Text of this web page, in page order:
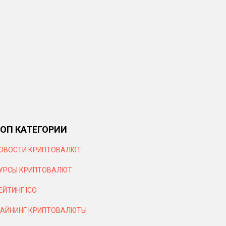
КАТЕГОРИИ
КРИПТОВАЛЮТ
КРИПТОВАЛЮТ
ICO
КРИПТОВАЛЮТЫ